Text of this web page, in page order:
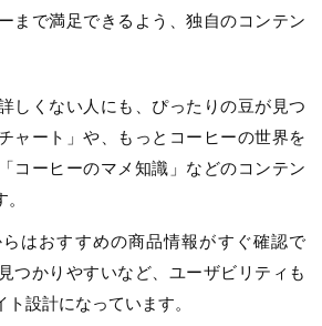
まで満足できるよう、独自のコンテン
しくない人にも、ぴったりの豆が見つ
ャート」や、もっとコーヒーの世界を
コーヒーのマメ知識」などのコンテン
はおすすめの商品情報がすぐ確認で
つかりやすいなど、ユーザビリティも
設計になっています。